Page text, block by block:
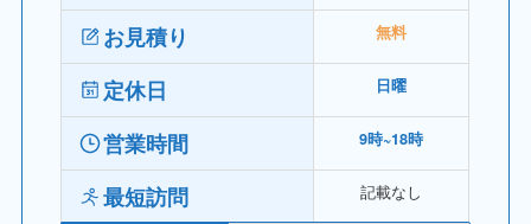
お見積り 無料
定休日 日曜
営業時間 9時~18時
最短訪問 記載なし